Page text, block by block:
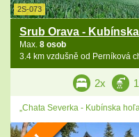
2S-073
Srub Orava -
Max. 8 osob
3.4 km vzdušně od Perníková
2x
„Chata Severka - Kubínska